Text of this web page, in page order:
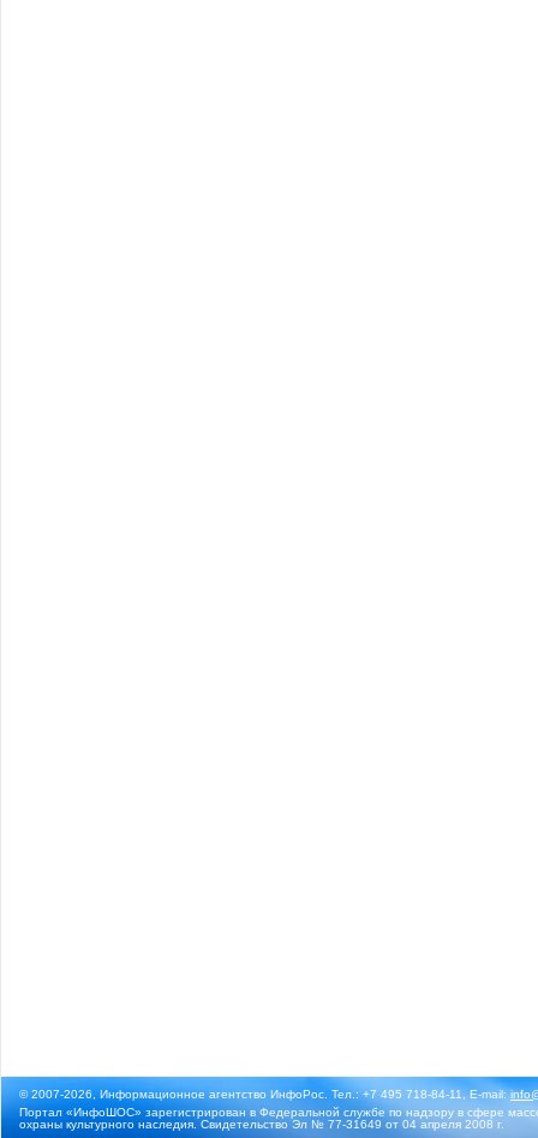
© 2007-2026, Информационное агентство ИнфоРос. Тел.: +7 495 718-84-11, E-mail:
Портал «ИнфоШОС» зарегистрирован в Федеральной службе по надзору в сфере
охраны культурного наследия. Свидетельство Эл № 77-31649 от 04 апреля 2008 г.